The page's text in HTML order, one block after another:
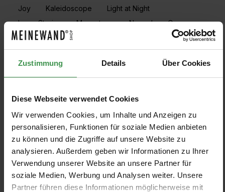
Zustimmung Details Über Cookies
Diese Webseite verwendet Cookies
Wir verwenden Cookies, um Inhalte und Anzeigen zu
personalisieren, Funktionen für soziale Medien anbieten
zu können und die Zugriffe auf unsere Website zu
analysieren. Außerdem geben wir Informationen zu Ihrer
Verwendung unserer Website an unsere Partner für
soziale Medien, Werbung und Analysen weiter. Unsere
Partner führen diese Informationen möglicherweise mit
Joy
Kaleidoscope
Light at Night
Loom Stories
Moonstone Nomad
Oase
Pure
Rivage
Shades of Pale
Silence
Virginia's Garden
Muster anzeigen
+2
Tapete Tactility
Omexco
+1
Tapete Mulberry
Omexco
5 Farben